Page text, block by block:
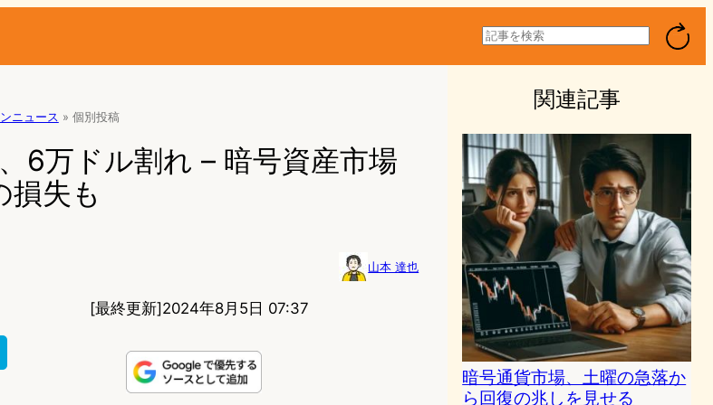
検
索
ニュース » 個別投稿
6万ドル割れ – 暗号資産市場
損失も
山本 達也
[最終更新]2024年8月5日 07:37
関連記事
暗号通貨市場、土曜の急落か
ら回復の兆しを見せる